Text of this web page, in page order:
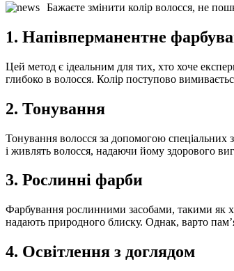
Бажаєте змінити колір волосся, не
1. Напівперманентне
Цей метод є ідеальним для тих, хто хоче
глибоко в волосся. Колір поступово
2. Тонування
Тонування волосся за допомогою спеціальних
і живлять волосся, надаючи йому здорового
3. Рослинні фарби
Фарбування рослинними засобами, такими як
надають природного блиску. Однак, варто
4. Освітлення з доглядом